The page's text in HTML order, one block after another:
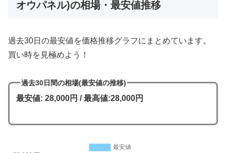
オウパネル)の相場・最安値推移
過去30日の最安値を価格推移グラフにまとめています。
買い時を見極めよう！
過去30日間の相場(最安値の推移)
最安値: 28,000円 / 最高値:28,000円